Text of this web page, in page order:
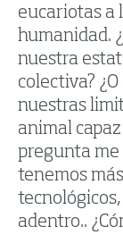
eucariotas a
humanidad.
nuestra
colectiva?
nuestras
animal
pregunta me
tenemos
adentro..